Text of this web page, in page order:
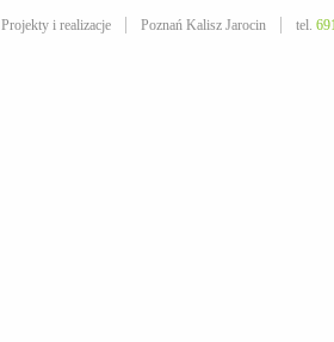
Projekty i realizacje Poznań Kalisz Jarocin tel.